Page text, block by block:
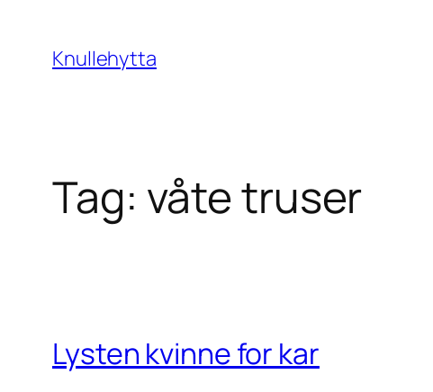
content
Knullehytta
Tag: våte truser
Lysten kvinne for kar